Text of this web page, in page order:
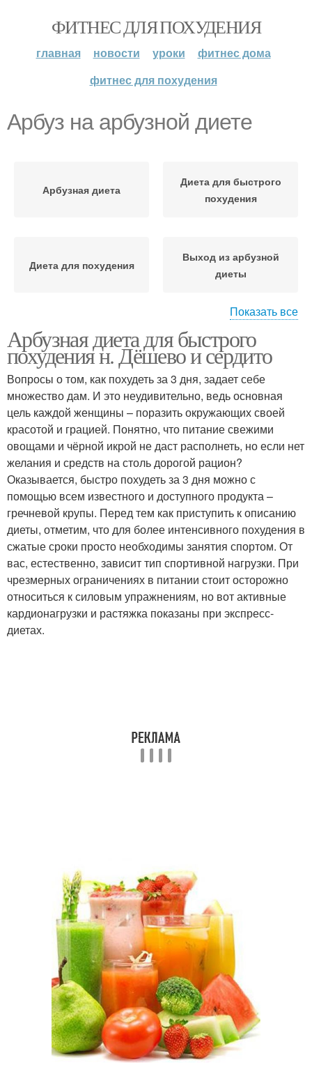
ФИТНЕС ДЛЯ ПОХУДЕНИЯ
главная новости уроки
фитнес дома
фитнес для похудения
Арбуз на арбузной диете
Арбузная диета
Диета для быстрого
похудения
Диета для похудения
Выход из арбузной
диеты
Арбуз для похудения
Показать все
Арбузная диета для быстрого
похудения н. Дёшево и сердито
Вопросы о том, как похудеть за 3 дня, задает себе
множество дам. И это неудивительно, ведь основная
цель каждой женщины – поразить окружающих своей
красотой и грацией. Понятно, что питание свежими
овощами и чёрной икрой не даст располнеть, но если нет
желания и средств на столь дорогой рацион?
Оказывается, быстро похудеть за 3 дня можно с
помощью всем известного и доступного продукта –
гречневой крупы. Перед тем как приступить к описанию
диеты, отметим, что для более интенсивного похудения в
сжатые сроки просто необходимы занятия спортом. От
вас, естественно, зависит тип спортивной нагрузки. При
чрезмерных ограничениях в питании стоит осторожно
относиться к силовым упражнениям, но вот активные
кардионагрузки и растяжка показаны при экспресс-
диетах.